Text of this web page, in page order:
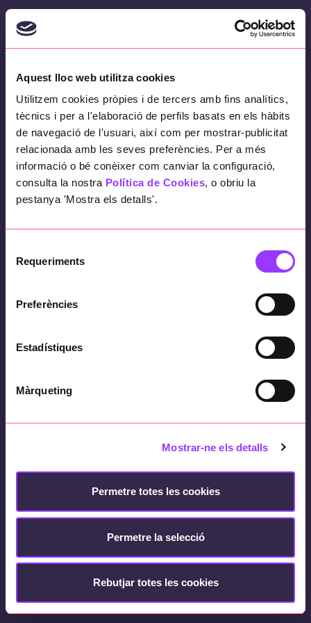
Aquest lloc web utilitza cookies
Utilitzem cookies pròpies i de tercers amb fins analítics,
tècnics i per a l'elaboració de perfils basats en els hàbits
de navegació de l'usuari, així com per mostrar-publicitat
relacionada amb les seves preferències. Per a més
informació o bé conèixer com canviar la configuració,
consulta la nostra Política de Cookies, o obriu la
pestanya 'Mostra els detalls'.
Requeriments
Preferències
Estadístiques
Màrqueting
Mostrar-ne els detalls
Permetre totes les cookies
Permetre la selecció
Rebutjar totes les cookies
Skip
content
Applications
Maintenance
Legal notice Cookies Policy Privacy policy
Security policy Contact Ethic Channel